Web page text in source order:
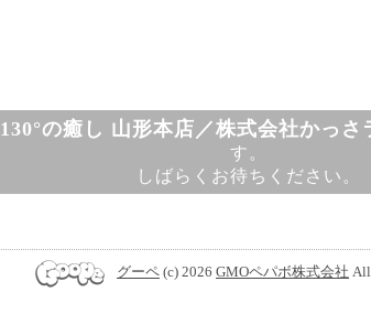
130°の癒し 山形本店／株式会社かっさ
す。
しばらくお待ちください。
グーペ (c) 2026 GMOペパボ株式会社 All